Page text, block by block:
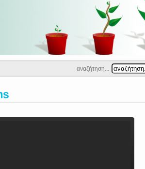
αναζήτηση...